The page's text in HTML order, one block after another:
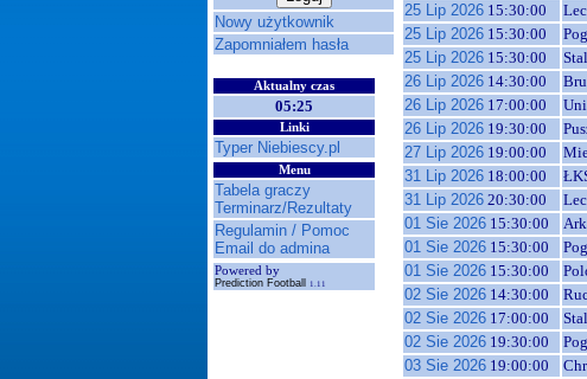
Nowy użytkownik
Zapomniałem hasła
Aktualny czas
05:25
Linki
Typer Niebiescy.pl
Menu
Tabela graczy
Terminarz/Rezultaty
Regulamin / Pomoc
Email do admina
Powered by
Prediction Football 1.11
25 Lip 2026 15:30:00
25 Lip 2026 15:30:00
25 Lip 2026 15:30:00
26 Lip 2026 14:30:00
26 Lip 2026 17:00:00
26 Lip 2026 19:30:00
27 Lip 2026 19:00:00
31 Lip 2026 18:00:00
31 Lip 2026 20:30:00
01 Sie 2026 15:30:00
01 Sie 2026 15:30:00
01 Sie 2026 15:30:00
02 Sie 2026 14:30:00
02 Sie 2026 17:00:00
02 Sie 2026 19:30:00
03 Sie 2026 19:00:00